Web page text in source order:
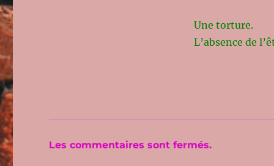
Une torture.
L’absence de
Les commentaires sont fermés.